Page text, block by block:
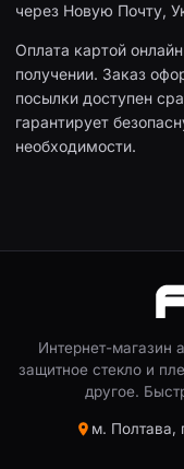
через Новую Почту,
Оплата картой
получении. Заказ
посылки доступен
гарантирует
необходимости.
Интернет-магазин
защитное стекло и
другое.
м. Полтава,